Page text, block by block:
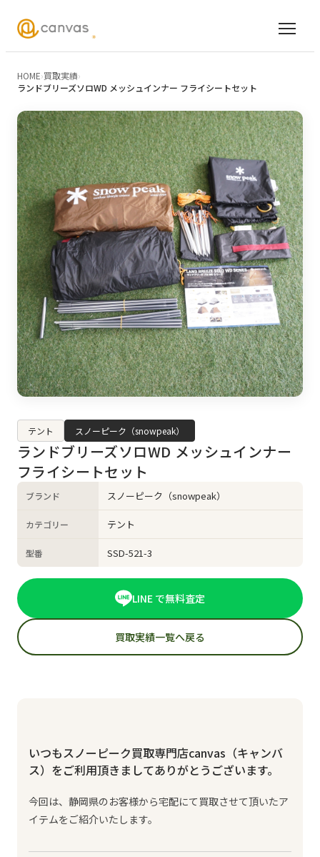
HOME›買取実績›
ランドブリーズソロWD メッシュインナー フライシートセット
テント スノーピーク（snowpeak）
ランドブリーズソロWD メッシュインナー
フライシートセット
ブランド スノーピーク（snowpeak）
カテゴリー テント
型番 SSD-521-3
LINE で無料査定
買取実績一覧へ戻る
いつもスノーピーク買取専門店canvas（キャンバ
ス）をご利用頂きましてありがとうございます。
今回は、静岡県のお客様から宅配にて買取させて頂いたア
イテムをご紹介いたします。